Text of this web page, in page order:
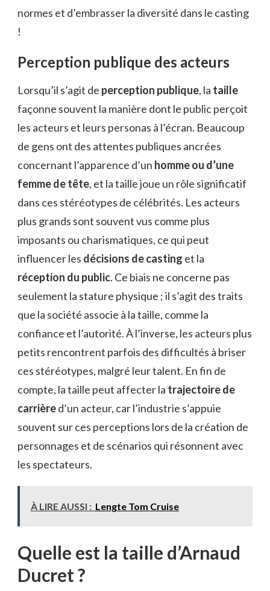
normes et d’embrasser la diversité dans le casting
!
Perception publique des acteurs
Lorsqu’il s’agit de perception publique, la taille
façonne souvent la manière dont le public perçoit
les acteurs et leurs personas à l’écran. Beaucoup
de gens ont des attentes publiques ancrées
concernant l’apparence d’un homme ou d’une
femme de tête, et la taille joue un rôle significatif
dans ces stéréotypes de célébrités. Les acteurs
plus grands sont souvent vus comme plus
imposants ou charismatiques, ce qui peut
influencer les décisions de casting et la
réception du public. Ce biais ne concerne pas
seulement la stature physique ; il s’agit des traits
que la société associe à la taille, comme la
confiance et l’autorité. À l’inverse, les acteurs plus
petits rencontrent parfois des difficultés à briser
ces stéréotypes, malgré leur talent. En fin de
compte, la taille peut affecter la trajectoire de
carrièred’un acteur, car l’industrie s’appuie
souvent sur ces perceptions lors de la création de
personnages et de scénarios qui résonnent avec
les spectateurs.
À LIRE AUSSI : Lengte Tom Cruise
Quelle est la taille d’Arnaud
Ducret ?